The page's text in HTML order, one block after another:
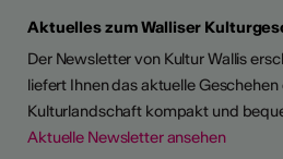
Aktuelles zum Walliser
Der Newsletter von Kultur Wallis
liefert Ihnen das aktuelle Geschehen
Kulturlandschaft kompakt und
Aktuelle Newsletter ansehen